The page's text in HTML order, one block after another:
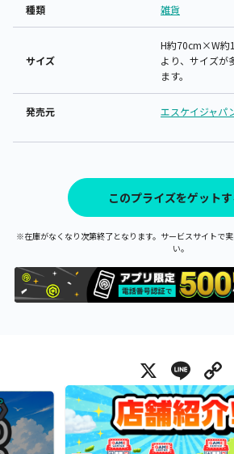
種類 雑貨
サイズ
H約70cm×W
より、サイズが
ます。
発売元 エスケイジャパ
このプライズをゲット
※在庫がなくなり次第終了となります。サービスサイトで
い。
X Line